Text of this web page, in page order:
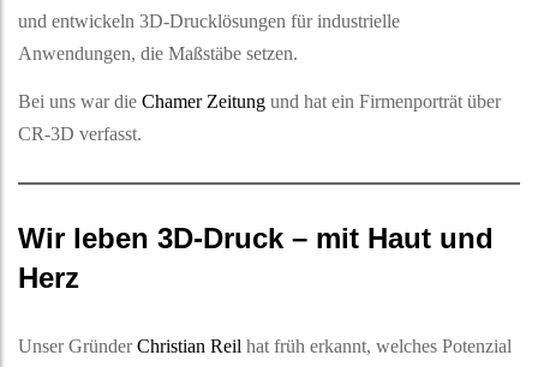
und entwickeln 3D-Drucklösungen für industrielle
Anwendungen, die Maßstäbe setzen.
Bei uns war die Chamer Zeitung und hat ein Firmenporträt über
CR-3D verfasst.
Wir leben 3D-Druck – mit Haut und
Herz
Unser GründerChristian Reil hat früh erkannt, welches Potenzial